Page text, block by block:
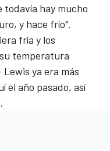
todavía hay mucho
y hace frío".
fría y los
temperatura
ya era más
el año pasado, así